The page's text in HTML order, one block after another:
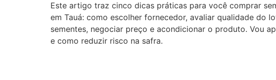
Este artigo traz cinco dicas práticas para você comprar
em Tauá: como escolher fornecedor, avaliar qualidade do
sementes, negociar preço e acondicionar o produto. Vou
e como reduzir risco na safra.